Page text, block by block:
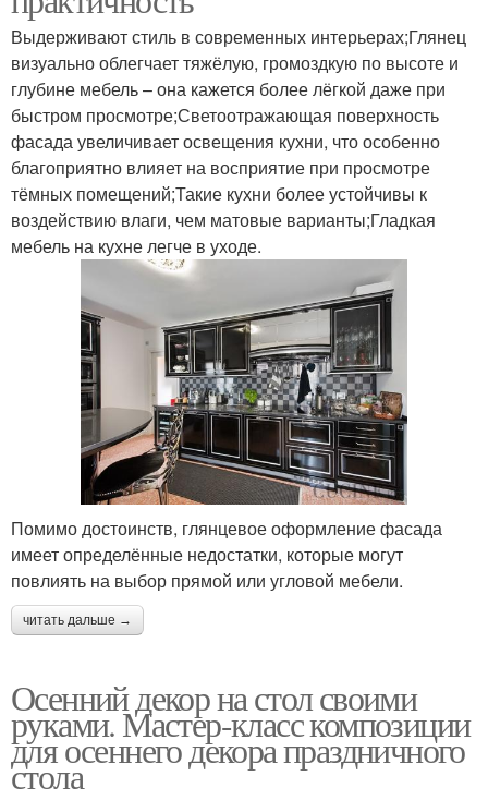
Выдерживают стиль в современных интерьерах;Глянец
визуально облегчает тяжёлую, громоздкую по высоте и
глубине мебель – она кажется более лёгкой даже при
быстром просмотре;Светоотражающая поверхность
фасада увеличивает освещения кухни, что особенно
благоприятно влияет на восприятие при просмотре
тёмных помещений;Такие кухни более устойчивы к
воздействию влаги, чем матовые варианты;Гладкая
мебель на кухне легче в уходе.
Помимо достоинств, глянцевое оформление фасада
имеет определённые недостатки, которые могут
повлиять на выбор прямой или угловой мебели.
читать дальше →
Осенний декор на стол своими
руками. Мастер-класс композиции
для осеннего декора праздничного
стола